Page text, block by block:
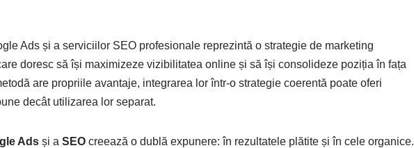
Ads și a serviciilor SEO profesionale reprezintă o strategie de marketing
doresc să își maximizeze vizibilitatea online și să își consolideze poziția în fața
are propriile avantaje, integrarea lor într-o strategie coerentă poate oferi
decât utilizarea lor separat.
Ads și a SEO creează o dublă expunere: în rezultatele plătite și în cele organice.